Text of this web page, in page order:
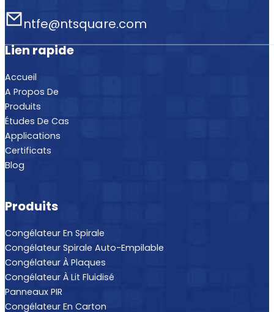
ntfe@ntsquare.com
Lien rapide
Accueil
A Propos De
Produits
Études De Cas
Applications
Certificats
Blog
Produits
Congélateur En Spirale
Congélateur Spirale Auto-Empilable
Congélateur À Plaques
Congélateur À Lit Fluidisé
Panneaux PIR
Congélateur En Carton